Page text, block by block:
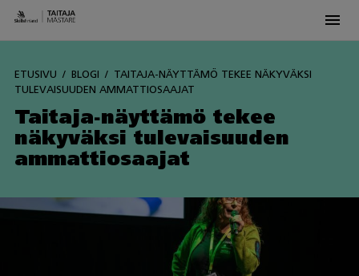
content
ETUSIVU BLOGI
TAITAJA-NÄYTTÄMÖ TEKEE NÄKYVÄKSI
TULEVAISUUDEN AMMATTIOSAAJAT
Taitaja-näyttämö tekee
näkyväksi tulevaisuuden
ammattiosaajat